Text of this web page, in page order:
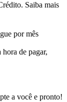
Saiba mais
por mês
de pagar,
a você e pronto!